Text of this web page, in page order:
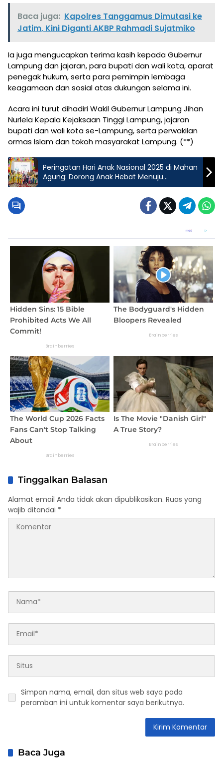
Baca juga: Kapolres Tanggamus Dimutasi ke
Jatim, Kini Diganti AKBP Rahmadi Sujatmiko
Ia juga mengucapkan terima kasih kepada Gubernur
Lampung dan jajaran, para bupati dan wali kota, aparat
penegak hukum, serta para pemimpin lembaga
keagamaan dan sosial atas dukungan selama ini.
Acara ini turut dihadiri Wakil Gubernur Lampung Jihan
Nurlela Kepala Kejaksaan Tinggi Lampung, jajaran
bupati dan wali kota se-Lampung, serta perwakilan
ormas Islam dan tokoh masyarakat Lampung. (**)
Peringatan Hari Anak Nasional 2025 di Mahan
Agung: Dorong Anak Hebat Menuju
Indonesia Emas
Tinggalkan Balasan
Alamat email Anda tidak akan dipublikasikan. Ruas yang
wajib ditandai *
Simpan nama, email, dan situs web saya pada
peramban ini untuk komentar saya berikutnya.
Baca Juga